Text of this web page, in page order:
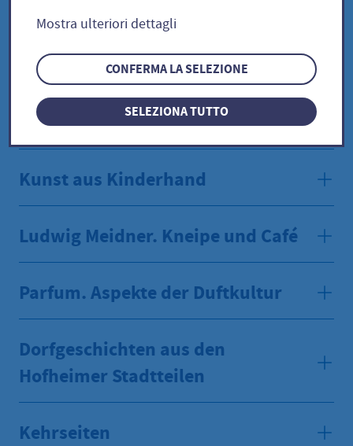
format
Gold gab ich für Eisen
Kunst aus Kinderhand
Ludwig Meidner. Kneipe und Café
Parfum. Aspekte der Duftkultur
Dorfgeschichten aus den
Hofheimer Stadtteilen
Kehrseiten
n
Mostra ulteriori dettagli
CONFERMA LA SELEZIONE
SELEZIONA TUTTO